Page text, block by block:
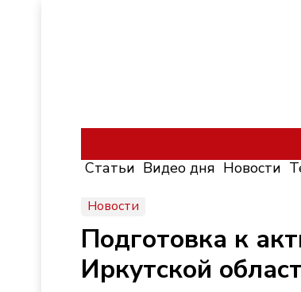
Статьи Видео дня Новости
Новости
Подготовка к
Иркутской